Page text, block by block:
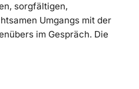
sorgfältigen,
Umgangs mit der
im Gespräch. Die